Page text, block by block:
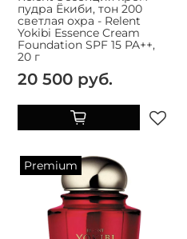
пудра Ёкиби, тон 200
светлая охра - Relent
Yokibi Essence Cream
Foundation SPF 15 PA++,
20 г
20 500 руб.
Premium